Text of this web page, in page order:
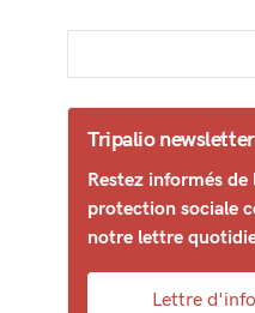
Tripalio newsletter
Restez informés
protection sociale
notre lettre
Lettre